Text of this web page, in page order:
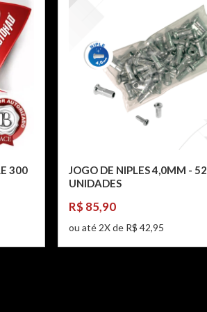
300
JOGO DE NIPLES 4,0MM - 52
UNIDADES
R$ 85,90
ou até 2X de R$ 42,95